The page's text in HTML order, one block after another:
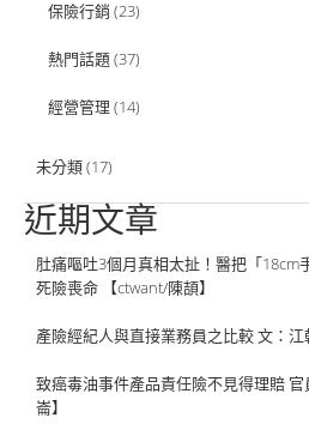
保險行銷 (23)
熱門話題(37)
經營管理 (14)
未分類(17)
近期文章
肚痛嘔吐3個月真相太扯！醫把「
死險喪命 【ctwant/陳頡】
產險經紀人與直接業務員之比較 文：江
致癌毒油事件產品責任險不見得理賠
崙】